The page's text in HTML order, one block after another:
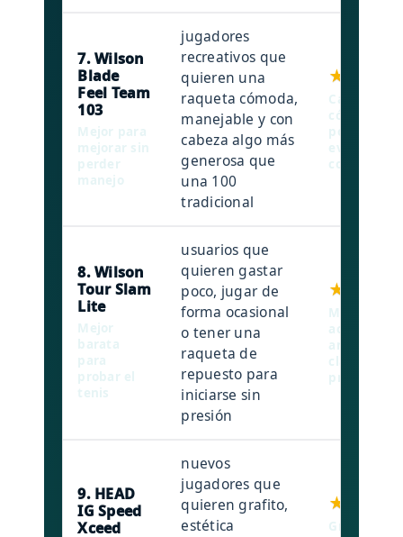
7. Wilson
Blade
Feel Team
103
Mejor para
mejorar sin
perder
manejo
jugadores
recreativos que
quieren una
raqueta cómoda,
manejable y con
cabeza algo más
generosa que
una 100
tradicional
Cabeza
cómodo y
polivalente
control.
8. Wilson
Tour Slam
Lite
Mejor
barata
para
probar el
tenis
usuarios que
quieren gastar
poco, jugar de
forma ocasional
o tener una
raqueta de
repuesto para
iniciarse sin
presión
Modelo
accesible,
amplia y
clara a
9. HEAD
IG Speed
Xceed
nuevos
jugadores que
quieren grafito,
estética
Grafito,